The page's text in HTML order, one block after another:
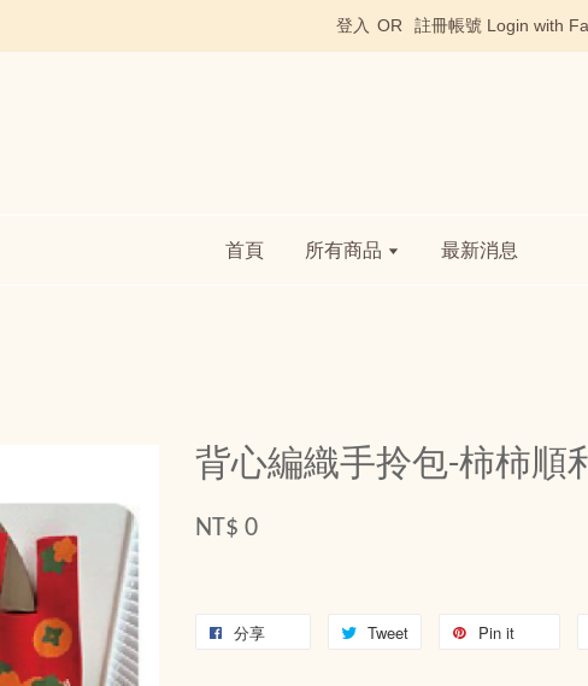
登入 OR 註冊帳號 Login with
首頁 所有商品 最新消息
背心編織手拎包-柿柿順
NT$ 0
分享 Tweet Pin it